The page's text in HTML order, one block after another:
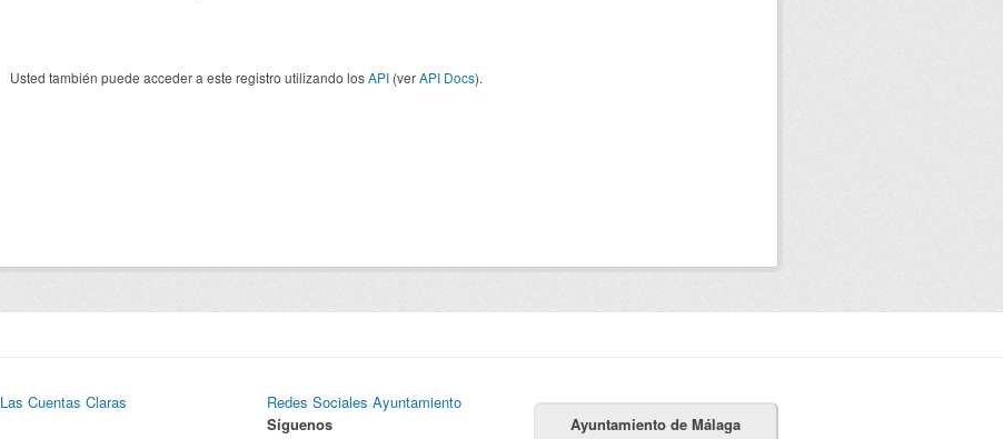
Usted también puede acceder a este registro utilizando losAPI (verAPI Docs).
Las Cuentas Claras
Redes Sociales Ayuntamiento
Síguenos
Ayuntamiento de Málaga